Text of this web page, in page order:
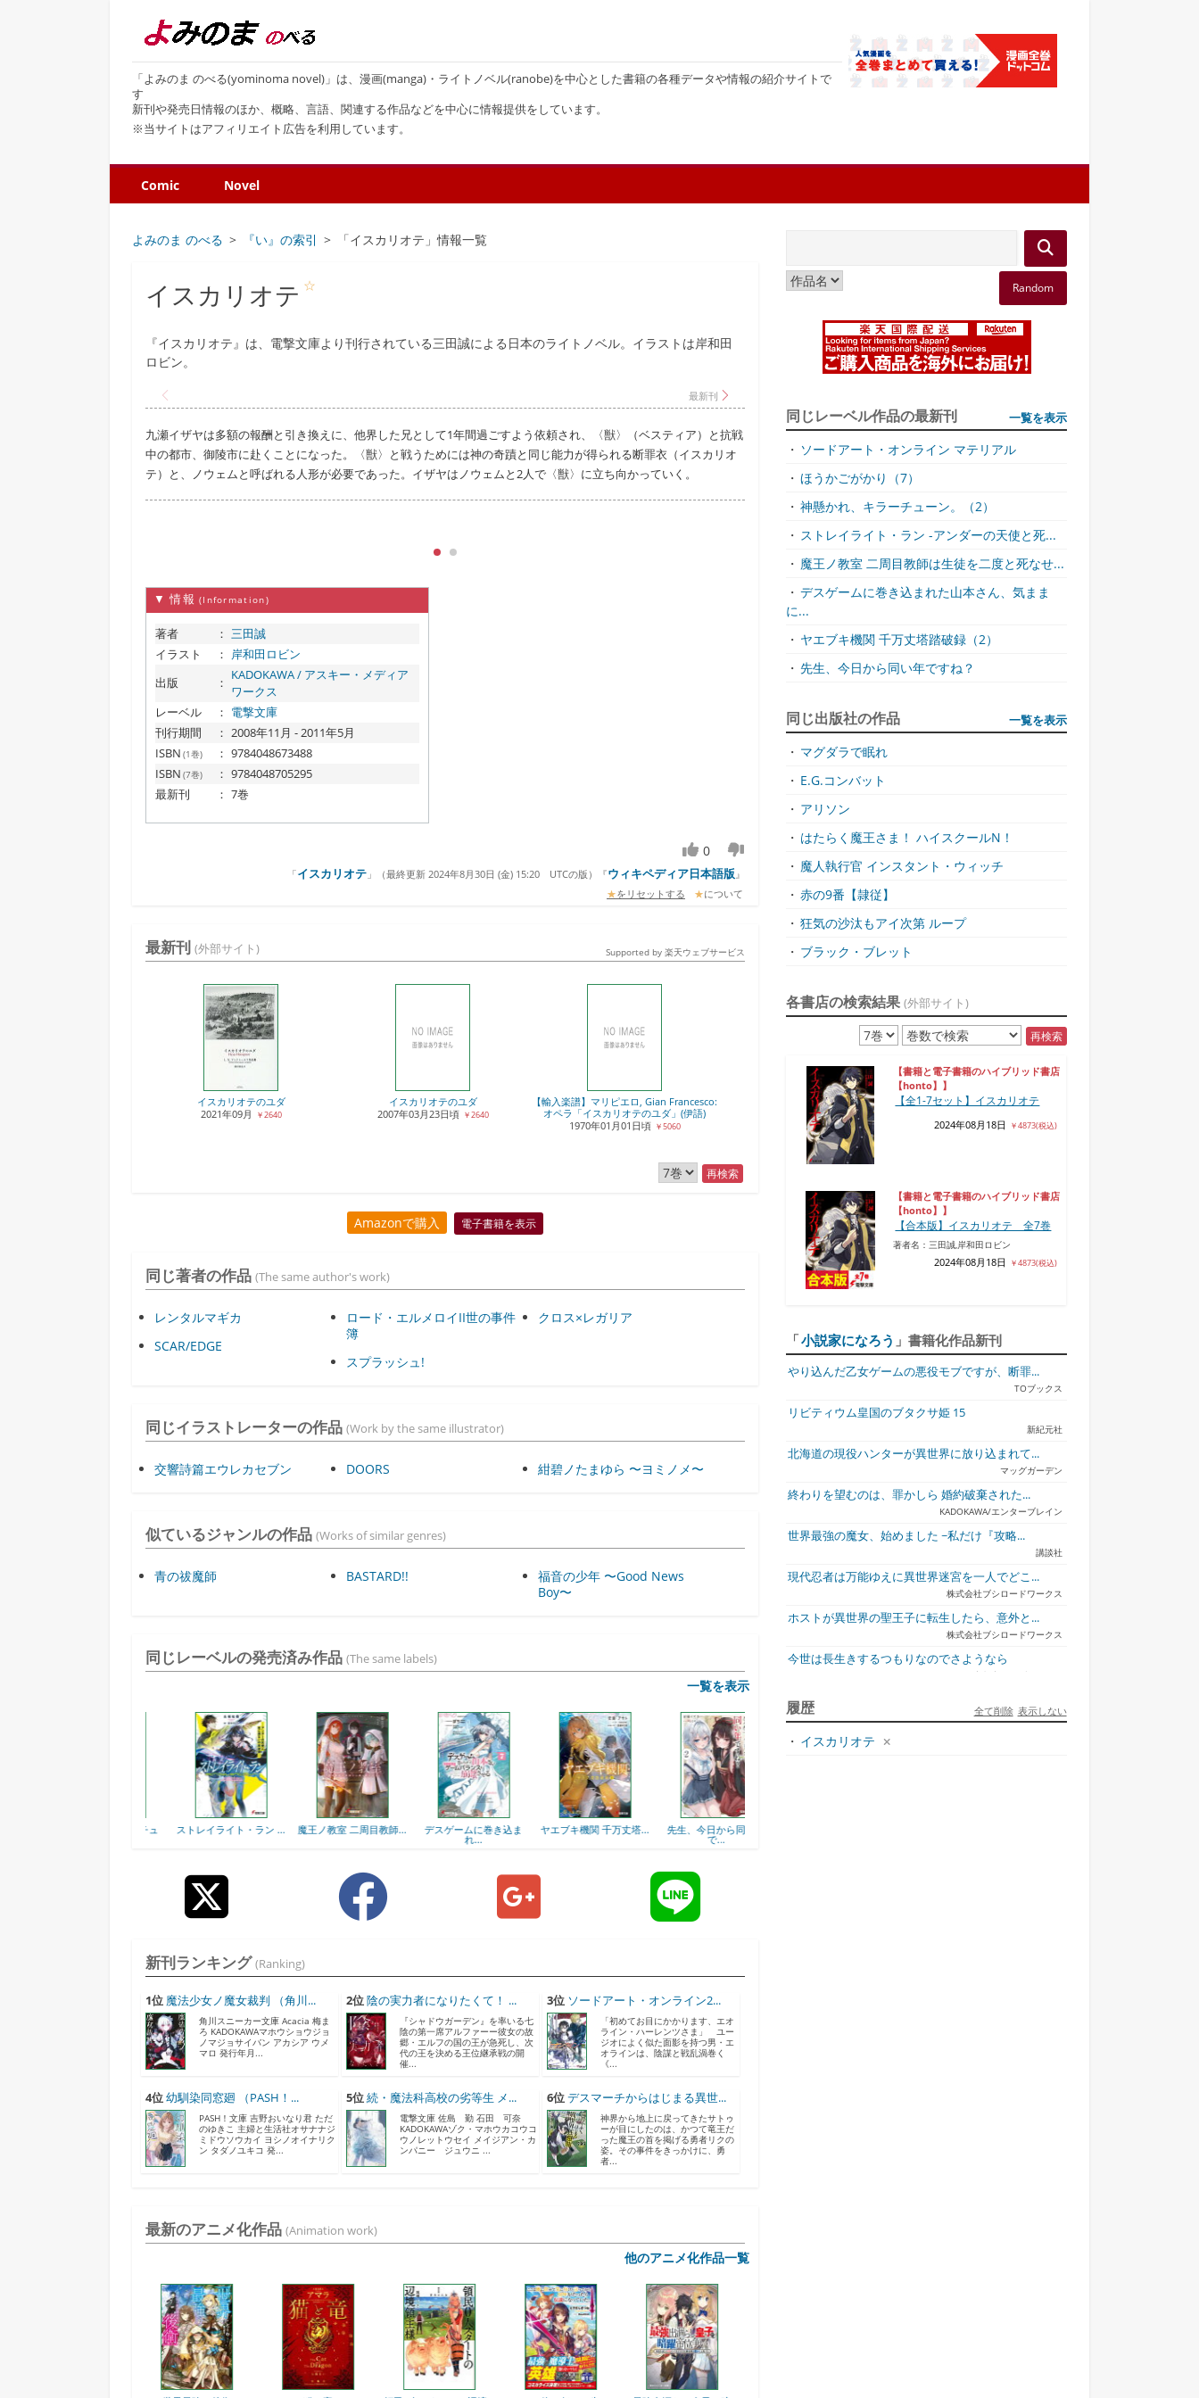
「よみのま のべる(yominoma novel)」は、漫画(manga)・ライトノベル(ranobe)を中心とした書籍の各種データや情報の紹介サイトで
す
新刊や発売日情報のほか、概略、言語、関連する作品などを中心に情報提供をしています。
※当サイトはアフィリエイト広告を利用しています。
Comic Novel
よみのま のべる 『い』の索引 「イスカリオテ」情報一覧
イスカリオテ ☆
『イスカリオテ』は、電撃文庫より刊行されている三田誠による日本のライトノベル。イラストは岸和田
ロビン。
九瀬イザヤは多額の報酬と引き換えに、他界した兄として1年間過ごすよう依頼され、〈獣〉（ベスティア）と抗戦
中の都市、御陵市に赴くことになった。〈獣〉と戦うためには神の奇蹟と同じ能力が得られる断罪衣（イスカリオ
テ）と、ノウェムと呼ばれる人形が必要であった。イザヤはノウェムと2人で〈獣〉に立ち向かっていく。
人類を破滅に導く、"反救世主"によって開かれた『門』。イザヤは身を呈してそ
た。しかし、そこではイザヤの存在は人々の記憶から失われていた。例外的に記
日世界から駆逐されたはずの"獣"と遭遇する。しかも、それはノウェムにあるこ
動の完結編。
▼ 情報 (Information)
著者 ： 三田誠
イラスト
： 岸和田ロビン
出版
： KADOKAWA / アスキー・メディア
ワークス
レーベル
： 電撃文庫
刊行期間
： 2008年11月 - 2011年5月
ISBN (1巻) ： 9784048673488
ISBN (7巻) ： 9784048705295
最新刊
： 7巻
0
「イスカリオテ」（最終更新 2024年8月30日 (金) 15:20UTCの版）『ウィキペディア日本語版 』
★をリセットする ★について
最新刊 (外部サイト) Supported by 楽天ウェブサービス
イスカリオテのユダ
2021年09月
￥2640
イスカリオテのユダ
2007年03月23日頃 ￥2640
【輸入楽譜】マリピエロ, Gian Francesco:
オペラ「イスカリオテのユダ」(伊語)
1970年01月01日頃 ￥5060
再検索
Amazonで購入 電子書籍を表示
同じ著者の作品 (The same author's work)
レンタルマギカ
SCAR/EDGE
ロード・エルメロイII世の事件
簿
スプラッシュ!
クロス×レガリア
同じイラストレーターの作品 (Work by the same illustrator)
交響詩篇エウレカセブン DOORS 紺碧ノたまゆら 〜ヨミノメ〜
似ているジャンルの作品 (Works of similar genres)
青の祓魔師 BASTARD!!
福音の少年 〜Good News
Boy〜
同じレーベルの発売済み作品 (The same labels)
一覧を表示
ストレイライト・ラン ... 魔王ノ教室 二周目教師... デスゲームに巻き込ま
れ...
ヤエブキ機関 千万丈塔... 先生、今日から同い年
で...
新刊ランキング (Ranking)
1位 魔法少女ノ魔女裁判 （角川...
角川スニーカー文庫 Acacia 梅ま
ろ KADOKAWAマホウショウジョ
ノマジョサイバン アカシア ウメ
マロ 発行年月...
2位 陰の実力者になりたくて！ ...
『シャドウガーデン』を率いる七
陰の第一席アルファーー彼女の故
郷・エルフの国の王が急死し、次
代の王を決める王位継承戦の開
催...
3位 ソードアート・オンライン2...
「初めてお目にかかります、エオ
ライン・ハーレンツさま」 ユー
ジオによく似た面影を持つ男・エ
オラインは、陰謀と戦乱渦巻く
《...
4位 幼馴染同窓廻 （PASH！...
PASH！文庫 吉野おいなり君 ただ
のゆきこ 主婦と生活社オサナナジ
ミドウソウカイ ヨシノオイナリク
ン タダノユキコ 発...
5位 続・魔法科高校の劣等生 メ...
電撃文庫 佐島 勤 石田 可奈
KADOKAWAゾク・マホウカコウコ
ウノレットウセイ メイジアン・カ
ンパニー ジュウニ ...
6位 デスマーチからはじまる異世...
神界から地上に戻ってきたサトゥ
ーが目にしたのは、かつて竜王だ
った魔王の首を掲げる勇者リクの
姿。その事件をきっかけに、勇
者...
最新のアニメ化作品 (Animation work)
他のアニメ化作品一覧
Random
同じレーベル作品の最新刊 一覧を表示
・ ソードアート・オンライン マテリアル
・ ほうかごがかり（7）
・ 神懸かれ、キラーチューン。（2）
・ ストレイライト・ラン -アンダーの天使と死...
・ 魔王ノ教室 二周目教師は生徒を二度と死なせ...
・ デスゲームに巻き込まれた山本さん、気まま
に...
・ ヤエブキ機関 千万丈塔踏破録（2）
・ 先生、今日から同い年ですね？
同じ出版社の作品 一覧を表示
・ マグダラで眠れ
・ E.G.コンバット
・ アリソン
・ はたらく魔王さま！ ハイスクールN！
・ 魔人執行官 インスタント・ウィッチ
・ 赤の9番【隷従】
・ 狂気の沙汰もアイ次第 ループ
・ ブラック・ブレット
各書店の検索結果 (外部サイト)
再検索
【書籍と電子書籍のハイブリッド書店
【honto】】
【全1-7セット】イスカリオテ
2024年08月18日 ￥4873(税込)
【書籍と電子書籍のハイブリッド書店
【honto】】
【合本版】イスカリオテ 全7巻
著者名：三田誠,岸和田ロビン
2024年08月18日 ￥4873(税込)
「小説家になろう 」書籍化作品新刊
やり込んだ乙女ゲームの悪役モブですが、断罪...
TOブックス
リビティウム皇国のブタクサ姫 15
新紀元社
北海道の現役ハンターが異世界に放り込まれて...
マッグガーデン
終わりを望むのは、罪かしら 婚約破棄された...
KADOKAWA/エンターブレイン
世界最強の魔女、始めました ~私だけ『攻略...
講談社
現代忍者は万能ゆえに異世界迷宮を一人でどこ...
株式会社ブシロードワークス
ホストが異世界の聖王子に転生したら、意外と...
株式会社ブシロードワークス
今世は長生きするつもりなのでさようなら
宇都宮ケーブルテレビ
ジュリとエレナの森の相談所 ~付与の力であ...
一二三書房
天才悪女は嘘を見破る2
履歴 表示しない
全て削除
・ イスカリオテ